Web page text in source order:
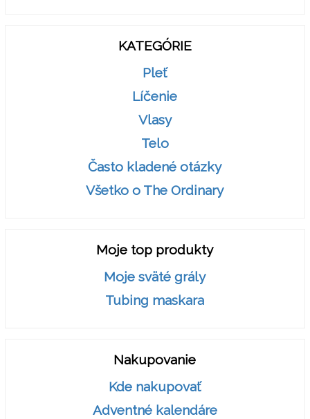
KATEGÓRIE
Pleť
Líčenie
Vlasy
Telo
Často kladené otázky
Všetko o The Ordinary
Moje top produkty
Moje sväté grály
Tubing maskara
Nakupovanie
Kde nakupovať
Adventné kalendáre